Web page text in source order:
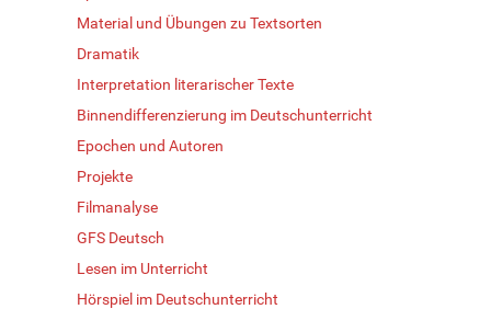
Material und Übungen zu Textsorten
Dramatik
Interpretation literarischer Texte
Binnendifferenzierung im Deutschunterricht
Epochen und Autoren
Projekte
Filmanalyse
GFS Deutsch
Lesen im Unterricht
Hörspiel im Deutschunterricht